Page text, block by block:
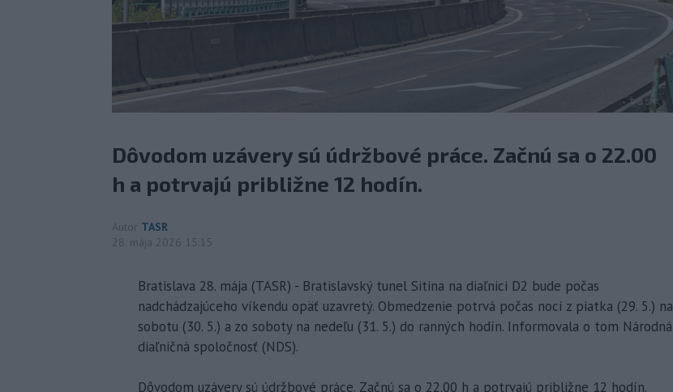
Dôvodom uzávery sú údržbové práce. Začnú sa o 22.00
h a potrvajú približne 12 hodín.
Autor TASR
28. mája 2026 15:15
Bratislava 28. mája (TASR) - Bratislavský tunel Sitina na diaľnici D2 bude počas
nadchádzajúceho víkendu opäť uzavretý. Obmedzenie potrvá počas nocí z piatka (29. 5.) na
sobotu (30. 5.) a zo soboty na nedeľu (31. 5.) do ranných hodín. Informovala o tom Národná
diaľničná spoločnosť (NDS).
Dôvodom uzávery sú údržbové práce. Začnú sa o 22.00 h a potrvajú približne 12 hodín.